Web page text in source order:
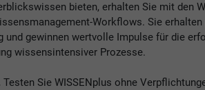
bieten, erhalten Sie mit den
Workflows. Sie
und gewinnen wertvolle Impulse für die
wissensintensiver Prozesse.
Testen Sie WISSENplus ohne